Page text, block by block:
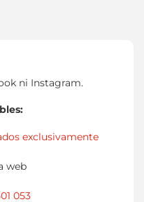
ni Instagram.
exclusivamente
web
053